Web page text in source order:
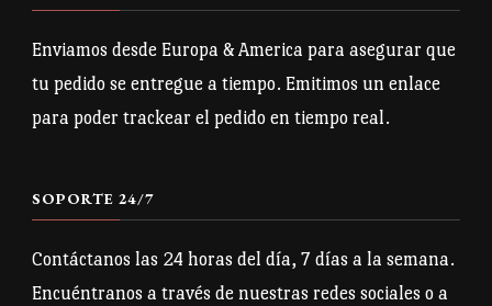
Enviamos desde Europa & America para asegurar que
tu pedido se entregue a tiempo. Emitimos un enlace
para poder trackear el pedido en tiempo real.
SOPORTE 24/7
Contáctanos las 24 horas del día, 7 días a la semana.
Encuéntranos a través de nuestras redes sociales o a